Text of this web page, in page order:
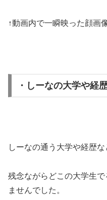
↑動画内で一瞬映った顔画
・しーなの大学や経
しーなの通う大学や経歴な
残念ながらどこの大学生
ませんでした。